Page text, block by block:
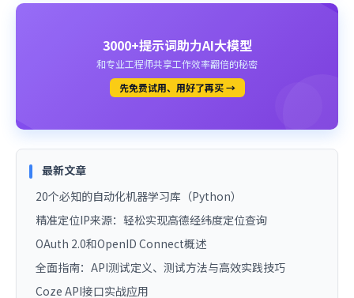
3000+提示词助力AI大模型
和专业工程师共享工作效率翻倍的秘密
先免费试用、用好了再买 →
最新文章
20个必知的自动化机器学习库（Python）
精准定位IP来源：轻松实现高德经纬度定位查询
OAuth 2.0和OpenID Connect概述
全面指南：API测试定义、测试方法与高效实践技巧
Coze API接口实战应用